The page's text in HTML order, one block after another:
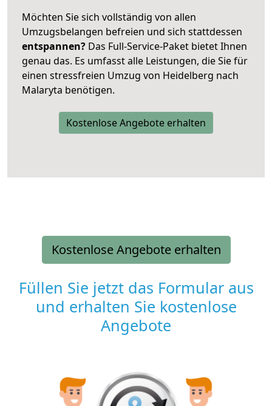
Möchten Sie sich vollständig von allen
Umzugsbelangen befreien und sich stattdessen
entspannen? Das Full-Service-Paket bietet Ihnen
genau das. Es umfasst alle Leistungen, die Sie für
einen stressfreien Umzug von Heidelberg nach
Malaryta benötigen.
Kostenlose Angebote erhalten
Kostenlose Angebote erhalten
Füllen Sie jetzt das Formular aus
und erhalten Sie kostenlose
Angebote